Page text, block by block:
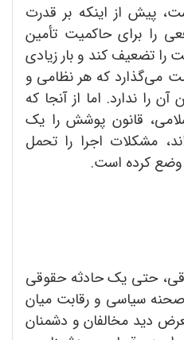
پیش از اینکه بر قدرت
را برای حاکمیت تأمین
را تضعیف ‌کند و بار زیادی
می‌گذارد که هر نظامی و
را ندارد. اما از آنجا که
قانون پوشش را یک
مشکلات اجرا را تحمل
وضع کرده است.
حتی یک حادثه حقوقی
سیاسی و رقابت میان
دید مخالفان و دشمنان